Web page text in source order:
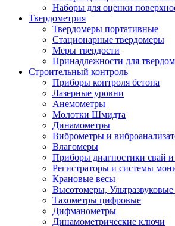
Наборы для оценки
Твердометрия
Твердомеры портативные
Стационарные твердомеры
Меры твердости
Принадлежности для
Строительный контроль
Приборы контроля бетона
Лазерные уровни
Анемометры
Молотки Шмидта
Динамометры
Виброметры и
Влагомеры
Приборы диагностики свай
Регистраторы и системы
Крановые весы
Высотомеры,
Тахометры цифровые
Дифманометры
Динамометрические ключи